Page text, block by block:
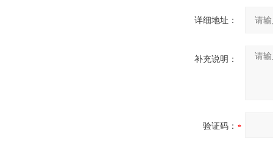
详细地址：
补充说明：
验证码：